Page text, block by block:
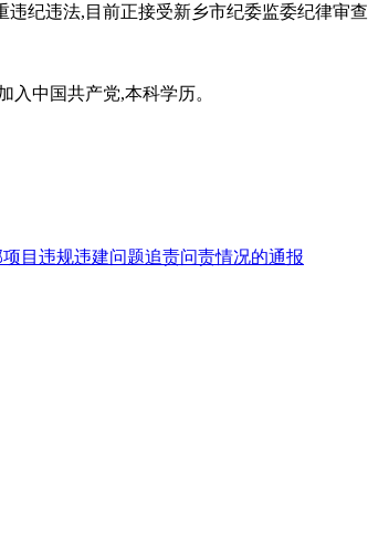
纪违法,目前正接受新乡市纪委监委纪律审
入中国共产党,本科学历。
目违规违建问题追责问责情况的通报